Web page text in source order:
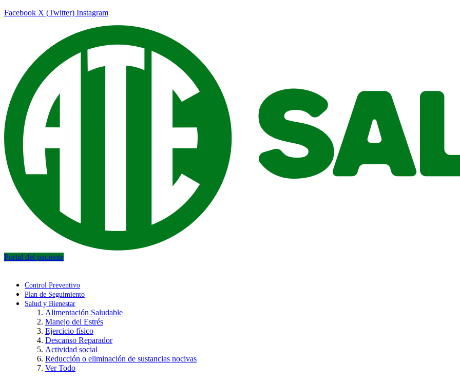
Facebook X (Twitter) Instagram
Portal del paciente
Control Preventivo
Plan de Seguimiento
Salud y Bienestar
Alimentación Saludable
Manejo del Estrés
Ejercicio físico
Descanso Reparador
Actividad social
Reducción o eliminación de sustancias nocivas
Ver Todo